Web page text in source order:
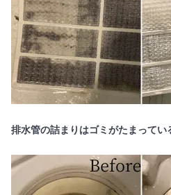
排水管の詰まりはゴミがたまってい